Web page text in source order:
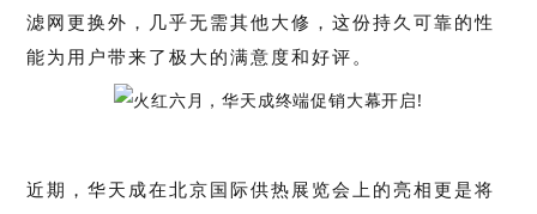
滤网更换外，几乎无需其他大修，这份持久可靠的性
能为用户带来了极大的满意度和好评。
近期，华天成在北京国际供热展览会上的亮相更是将